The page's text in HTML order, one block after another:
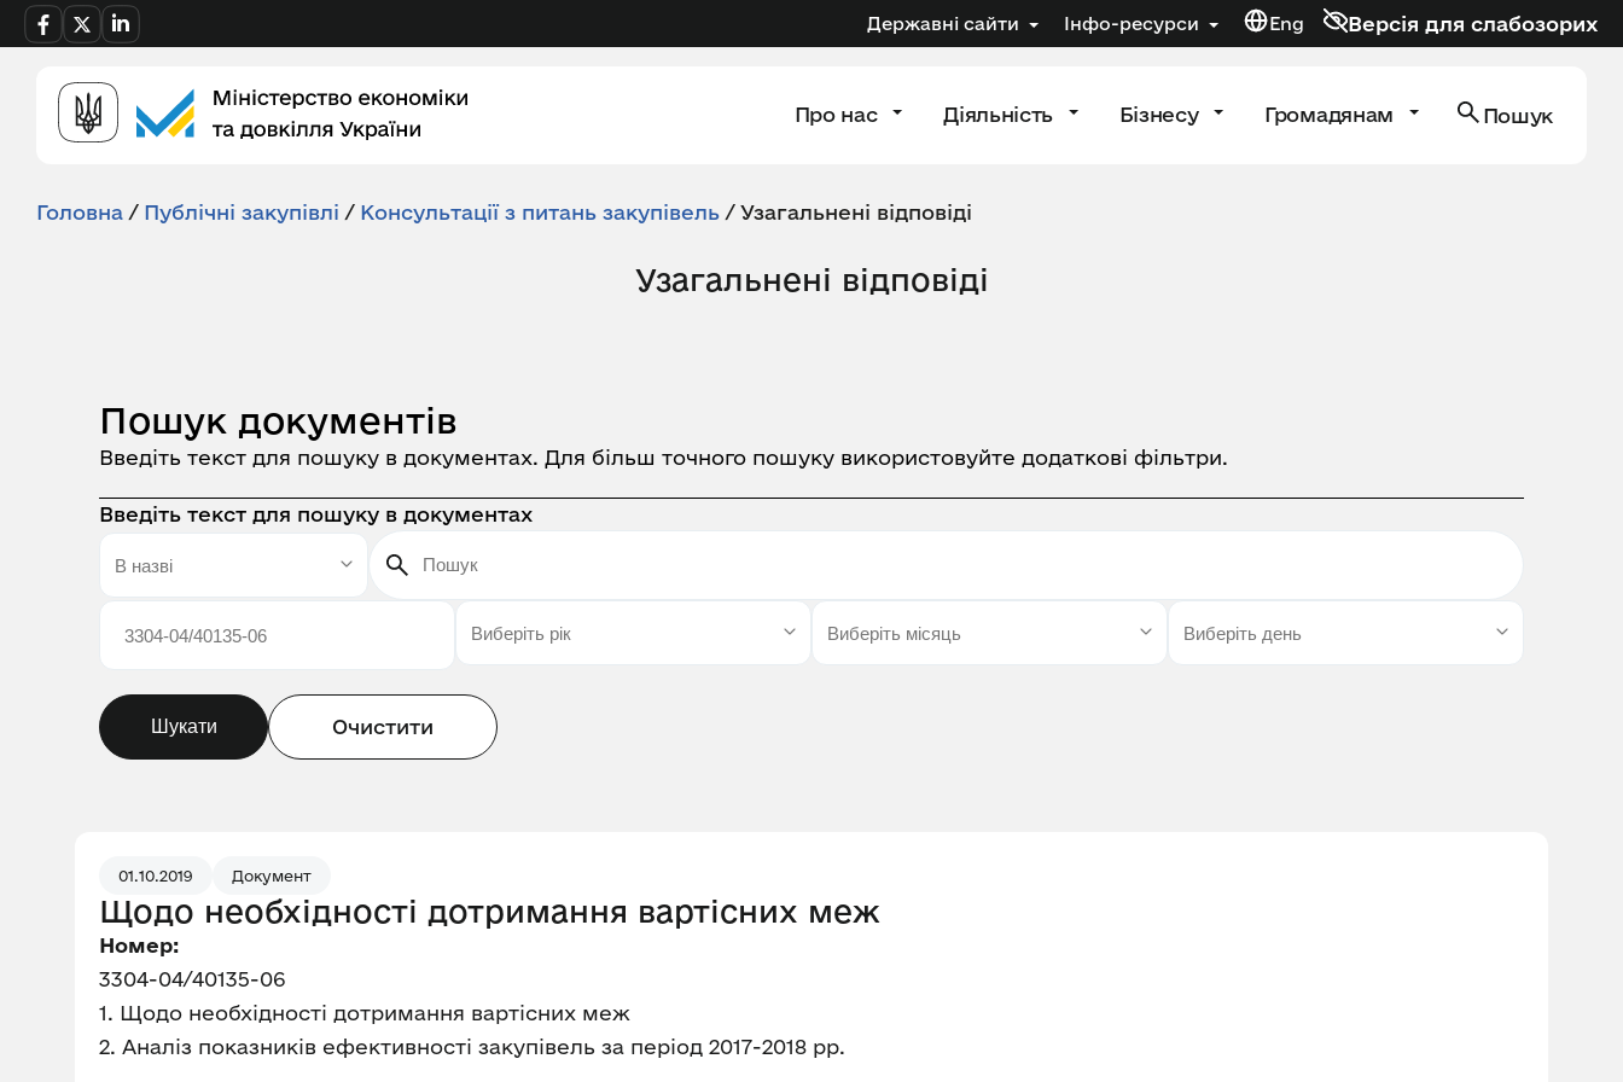
Державні сайти Інфо-ресурси Eng Версія для слабозорих
Про нас Діяльність Бізнесу Громадянам Пошук
Головна / Публічні закупівлі / Консультації з питань закупівель / Узагальнені відповіді
Узагальнені відповіді
Пошук документів
Введіть текст для пошуку в документах. Для більш точного пошуку використовуйте додаткові фільтри.
Введіть текст для пошуку в документах
Шукати Очистити
01.10.2019 Документ
Щодо необхідності дотримання вартісних меж
Номер:
3304-04/40135-06
1. Щодо необхідності дотримання вартісних меж
2. Аналіз показників ефективності закупівель за період 2017-2018 рр.